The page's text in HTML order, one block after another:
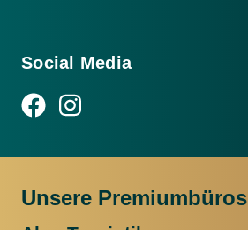
Social Media
Unsere Premiumbüros